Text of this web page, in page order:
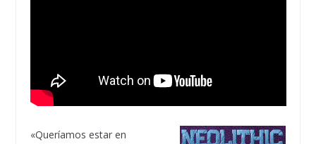
«Queríamos estar en